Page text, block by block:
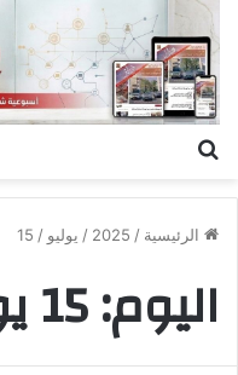
الرئيسية /
2025
/ يوليو /
15
اليوم:15 يوليو، 2025